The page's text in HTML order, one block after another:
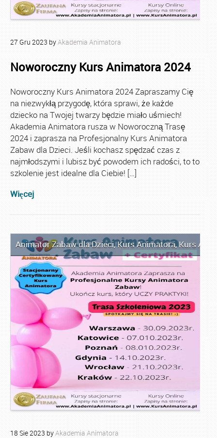
27 Gru 2023 byAkademia Animatora
Noworoczny Kurs Animatora 2024
Noworoczny Kurs Animatora 2024 Zapraszamy Cię
na niezwykłą przygodę, która sprawi, że każde
dziecko na Twojej twarzy będzie miało uśmiech!
Akademia Animatora rusza w Noworoczną Trasę
2024 i zaprasza na Profesjonalny Kurs Animatora
Zabaw dla Dzieci. Jeśli kochasz spędzać czas z
najmłodszymi i lubisz być powodem ich radości, to to
szkolenie jest idealne dla Ciebie! […]
Więcej
Animator Zabaw dla Dzieci,Kurs Animatora,Kurs
18 Sie2023 byAkademia Animatora